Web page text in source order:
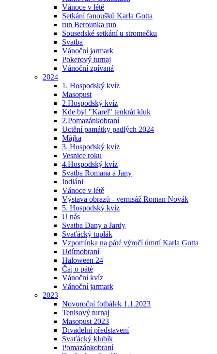
Vánoce v létě
Setkání fanoušků Karla Gotta
run Berounka run
Sousedské setkání u stromečku
Svatba
Vánoční jarmark
Pokerový turnaj
Vánoční zpívaná
2024
1. Hospodský kvíz
Masopust
2.Hospodský kvíz
Kde byl "Karel" tenkrát kluk
2.Pomazánkobraní
Uctění památky padlých 2024
Májka
3. Hospodský kvíz
Vesnice roku
4.Hospodský kvíz
Svatba Romana a Jany
Indiáni
Vánoce v létě
Výstava obrazů - vernisáž Roman Novák
5. Hospodský kvíz
U nás
Svatba Dany a Jardy
Svaťácký tuplák
Vzpomínka na páté výročí úmrtí Karla Gotta
Udírnobraní
Haloween 24
Čaj o páté
Vánoční kvíz
Vánoční jarmark
2023
Novoroční fotbálek 1.1.2023
Tenisový turnaj
Masopust 2023
Divadelní představení
Svaťácký klubík
Pomazánkobraní